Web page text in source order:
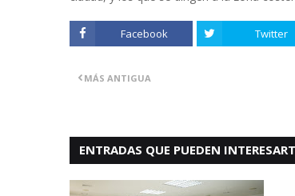
Facebook Twitter
MÁS ANTIGUA
ENTRADAS QUE PUEDEN